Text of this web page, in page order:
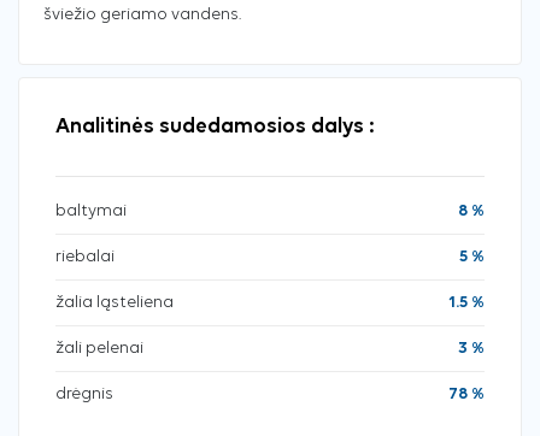
šviežio geriamo vandens.
Analitinės sudedamosios dalys :
baltymai 8 %
riebalai 5 %
žalia ląsteliena 1.5 %
žali pelenai 3 %
drėgnis 78 %